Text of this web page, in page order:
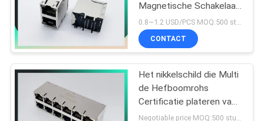
SMD RJ45
10
Magnetische Schakelaar
rma-429b-20f0-YG 1000
Mbps
CONTACT
Het nikkelschild die Multi
de Hefboomrohs
Certificatie plateren van
Havenrj45 PCB past